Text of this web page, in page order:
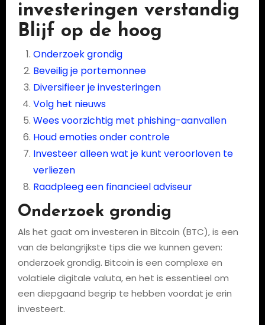
investeringen verstandig
Blijf op de hoog
Onderzoek grondig
Beveilig je portemonnee
Diversifieer je investeringen
Volg het nieuws
Wees voorzichtig met phishing-aanvallen
Houd emoties onder controle
Investeer alleen wat je kunt veroorloven te
verliezen
Raadpleeg een financieel adviseur
Onderzoek grondig
Als het gaat om investeren in Bitcoin (BTC), is een
van de belangrijkste tips die we kunnen geven:
onderzoek grondig. Bitcoin is een complexe en
volatiele digitale valuta, en het is essentieel om
een diepgaand begrip te hebben voordat je erin
investeert.